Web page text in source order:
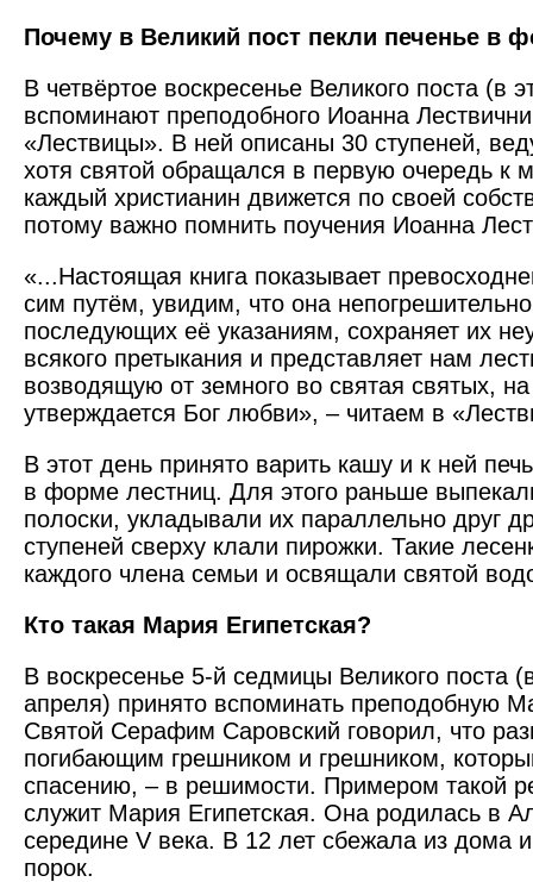
Почему в Великий пост пекли печенье в
В четвёртое воскресенье Великого поста (в
вспоминают преподобного Иоанна
«Лествицы». В ней описаны 30 ступеней,
хотя святой обращался в первую очередь
каждый христианин движется по своей
потому важно помнить поучения Иоанна
«...Настоящая книга показывает
сим путём, увидим, что она
последующих её указаниям, сохраняет их
всякого претыкания и представляет нам
возводящую от земного во святая святых,
утверждается Бог любви», – читаем в
В этот день принято варить кашу и к ней
в форме лестниц. Для этого раньше
полоски, укладывали их параллельно друг
ступеней сверху клали пирожки. Такие
каждого члена семьи и освящали святой
Кто такая Мария Египетская?
В воскресенье 5-й седмицы Великого поста
апреля) принято вспоминать преподобную
Святой Серафим Саровский говорил, что
погибающим грешником и грешником,
спасению, – в решимости. Примером такой
служит Мария Египетская. Она родилась в
середине V века. В 12 лет сбежала из дома и
порок.